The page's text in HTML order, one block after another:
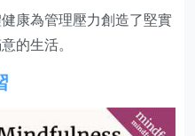
康為管理壓力創造了堅實
的生活。